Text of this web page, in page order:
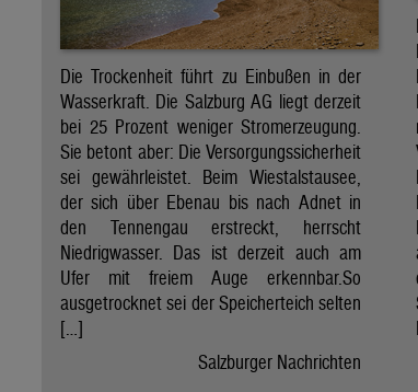
Die Trockenheit führt zu Einbußen in der
Wasserkraft. Die Salzburg AG liegt derzeit
bei 25 Prozent weniger Stromerzeugung.
Sie betont aber: Die Versorgungssicherheit
sei gewährleistet. Beim Wiestalstausee,
der sich über Ebenau bis nach Adnet in
den Tennengau erstreckt, herrscht
Niedrigwasser. Das ist derzeit auch am
Ufer mit freiem Auge erkennbar.So
ausgetrocknet sei der Speicherteich selten
[…]
Salzburger Nachrichten